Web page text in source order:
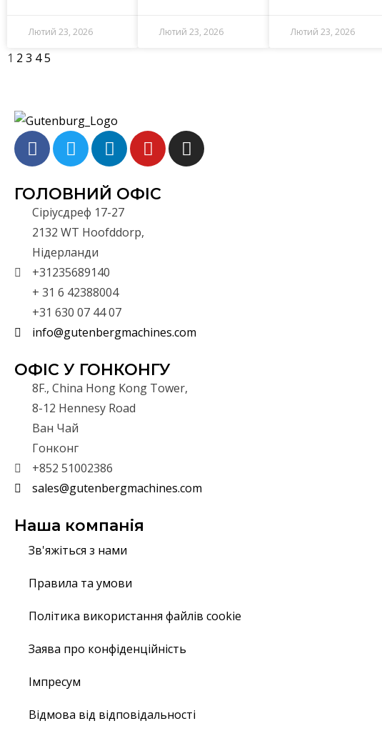
Лютий 23, 2026 Лютий 23, 2026 Лютий 23, 2026
1 2 3 45
ГОЛОВНИЙ ОФІС
Сіріусдреф 17-27
2132 WT Hoofddorp,
Нідерланди
+31235689140
+ 31 6 42388004
+31 630 07 44 07
info@gutenbergmachines.com
ОФІС У ГОНКОНГУ
8F., China Hong Kong Tower,
8-12 Hennesy Road
Ван Чай
Гонконг
+852 51002386
sales@gutenbergmachines.com
Наша компанія
Зв'яжіться з нами
Правила та умови
Політика використання файлів cookie
Заява про конфіденційність
Імпресум
Відмова від відповідальності